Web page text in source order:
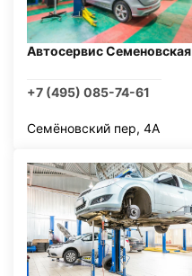
Автосервис Семеновская
+7 (495) 085-74-61
Семёновский пер, 4А